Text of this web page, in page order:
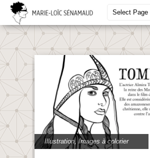
Illustration, Images à colorier